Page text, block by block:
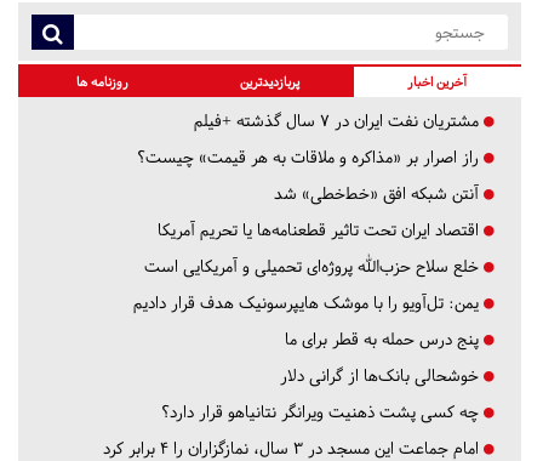
آخرین اخبار پربازدیدترین روزنامه ها
مشتریان نفت ایران در ۷ سال گذشته +فیلم
راز اصرار بر «مذاکره و ملاقات به هر قیمت» چیست؟
آنتن شبکه افق «خط‌خطی» شد
اقتصاد ایران تحت تاثیر قطعنامه‌ها یا تحریم‌ آمریکا
خلع سلاح حزب‌الله پروژه‌ای تحمیلی و آمریکایی است
یمن: تل‌آویو را با موشک هایپرسونیک هدف قرار دادیم
پنج درس‌ حمله به قطر برای ما
خوشحالی بانک‌ها از گرانی دلار
چه کسی پشت ذهنیت ویرانگر نتانیاهو قرار دارد؟
امام جماعت این مسجد در ۳ سال، نمازگزاران را ۴ برابر کرد